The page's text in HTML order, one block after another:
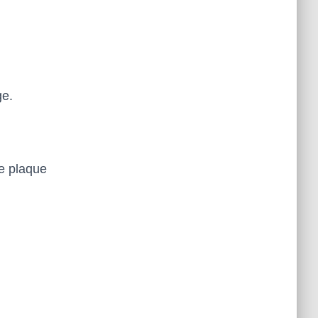
plaque